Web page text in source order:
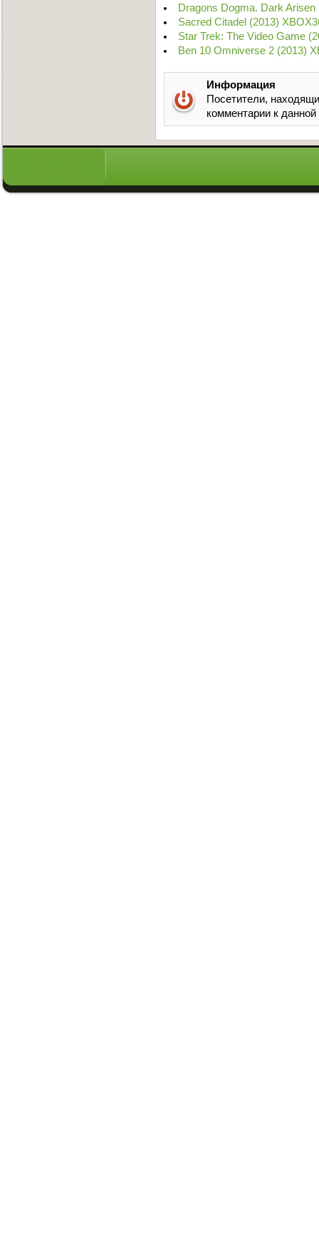
Dragons Dogma. Dark Arisen
Sacred Citadel (2013)
Star Trek: The Video Game
Ben 10 Omniverse 2 (2013)
Информация
Посетители,
комментарии к